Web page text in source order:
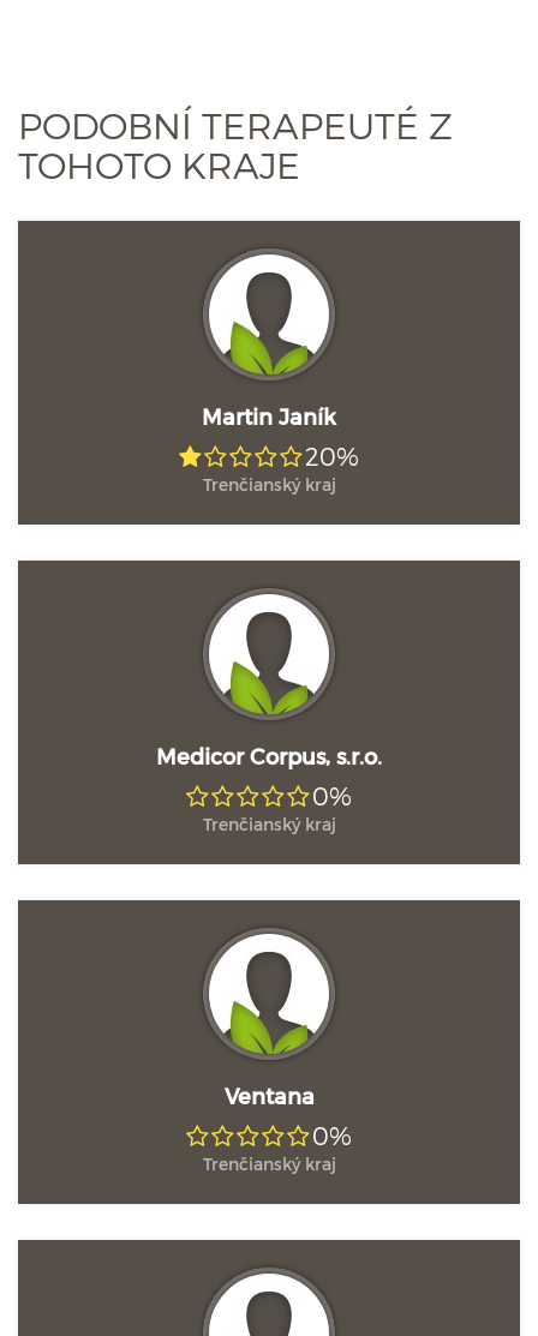
PODOBNÍ TERAPEUTÉ Z
TOHOTO KRAJE
Martin Janík
20%
Trenčianský kraj
Medicor Corpus, s.r.o.
0%
Trenčianský kraj
Ventana
0%
Trenčianský kraj